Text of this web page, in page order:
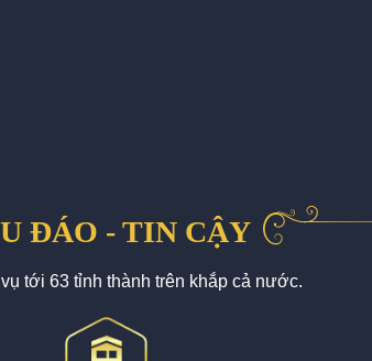
ĐÁO - TIN CẬY
tới 63 tỉnh thành trên khắp cả nước.